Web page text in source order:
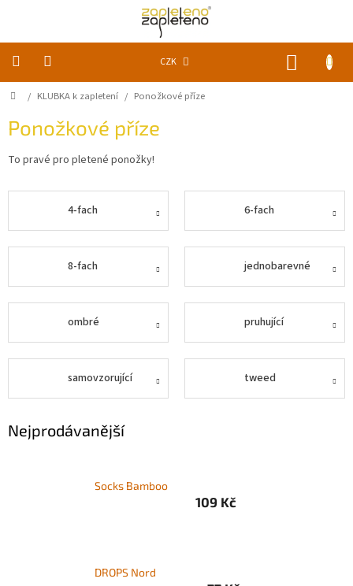
CZK
KLUBKA
zapletení
Akce
Vychytávky
knihy
poukaz
Kurzy,
workshopy
Domů
/ KLUBKA k zapletení / Ponožkové příze
Ponožkové příze
To pravé pro pletené ponožky!
4-fach 6-fach
8-fach jednobarevné
ombré pruhující
samovzorující tweed
Nejprodávanější
Socks Bamboo
109 Kč
DROPS Nord